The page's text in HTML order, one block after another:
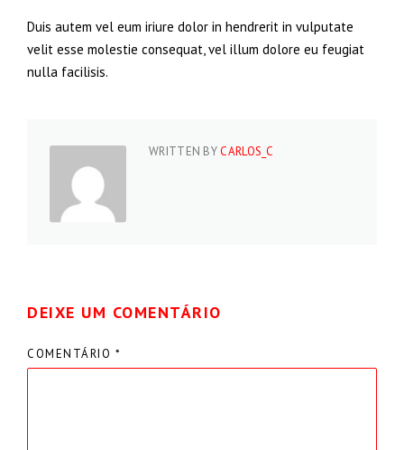
Duis autem vel eum iriure dolor in hendrerit in vulputate
velit esse molestie consequat, vel illum dolore eu feugiat
nulla facilisis.
WRITTEN BYCARLOS_C
DEIXE UM COMENTÁRIO
COMENTÁRIO *